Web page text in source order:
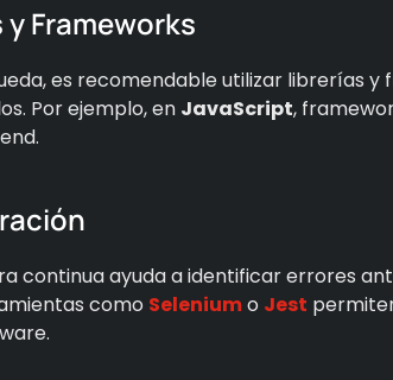
Frameworks
es recomendable utilizar librerías
Por ejemplo, en JavaScript,
continua ayuda a identificar errores
como Seleniumo Jest